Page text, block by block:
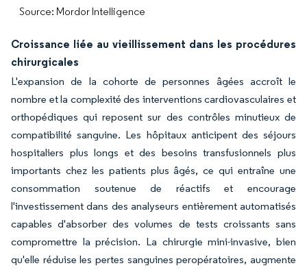
Source: Mordor Intelligence
Croissance liée au vieillissement dans les procédures
chirurgicales
L'expansion de la cohorte de personnes âgées accroît le
nombre et la complexité des interventions cardiovasculaires et
orthopédiques qui reposent sur des contrôles minutieux de
compatibilité sanguine. Les hôpitaux anticipent des séjours
hospitaliers plus longs et des besoins transfusionnels plus
importants chez les patients plus âgés, ce qui entraîne une
consommation soutenue de réactifs et encourage
l'investissement dans des analyseurs entièrement automatisés
capables d'absorber des volumes de tests croissants sans
compromettre la précision. La chirurgie mini-invasive, bien
qu'elle réduise les pertes sanguines peropératoires, augmente